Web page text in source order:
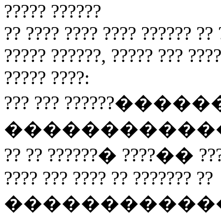
????? ??????
?? ???? ???? ???? ??????
????? ??????, ????? ???
????? ????:
??? ??? ??????������
?? ?? ??????� ????��
???? ??? ???? ?? ??????? ??